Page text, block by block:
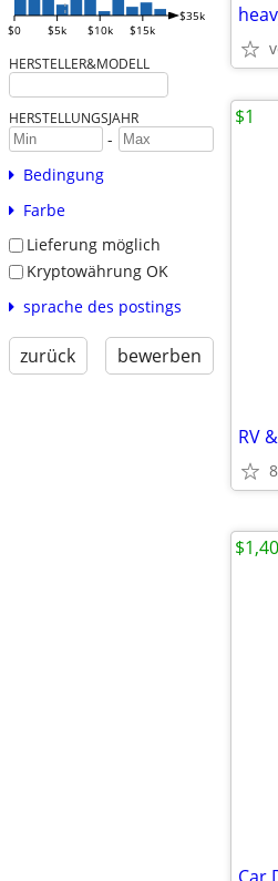
$0 $5k $10k $15k
$35k
HERSTELLER&MODELL
HERSTELLUNGSJAHR
-
Bedingung
Farbe
Lieferung möglich
Kryptowährung OK
sprache des postings
zurück bewerben
RV
$1